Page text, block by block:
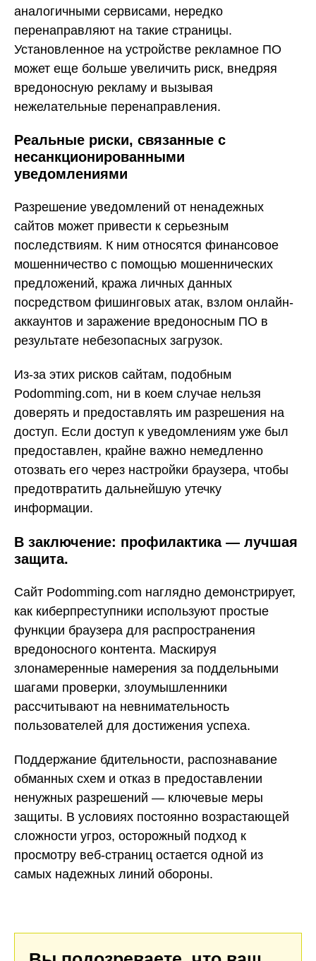
аналогичными сервисами, нередко
перенаправляют на такие страницы.
Установленное на устройстве рекламное ПО
может еще больше увеличить риск, внедряя
вредоносную рекламу и вызывая
нежелательные перенаправления.
Реальные риски, связанные с
несанкционированными
уведомлениями
Разрешение уведомлений от ненадежных
сайтов может привести к серьезным
последствиям. К ним относятся финансовое
мошенничество с помощью мошеннических
предложений, кража личных данных
посредством фишинговых атак, взлом онлайн-
аккаунтов и заражение вредоносным ПО в
результате небезопасных загрузок.
Из-за этих рисков сайтам, подобным
Podomming.com, ни в коем случае нельзя
доверять и предоставлять им разрешения на
доступ. Если доступ к уведомлениям уже был
предоставлен, крайне важно немедленно
отозвать его через настройки браузера, чтобы
предотвратить дальнейшую утечку
информации.
В заключение: профилактика — лучшая
защита.
Сайт Podomming.com наглядно демонстрирует,
как киберпреступники используют простые
функции браузера для распространения
вредоносного контента. Маскируя
злонамеренные намерения за поддельными
шагами проверки, злоумышленники
рассчитывают на невнимательность
пользователей для достижения успеха.
Поддержание бдительности, распознавание
обманных схем и отказ в предоставлении
ненужных разрешений — ключевые меры
защиты. В условиях постоянно возрастающей
сложности угроз, осторожный подход к
просмотру веб-страниц остается одной из
самых надежных линий обороны.